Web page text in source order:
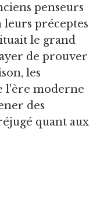
penseurs
leurs préceptes
le grand
de prouver
les
l'ère moderne
des
quant aux